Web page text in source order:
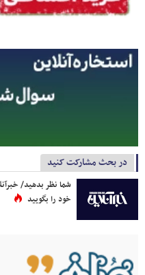
در بحث مشارکت کنید
شما نظر بدهید/
خود را بگویید